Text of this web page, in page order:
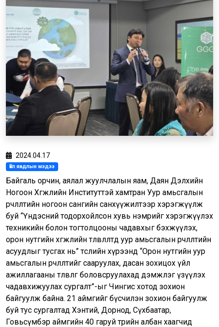
2024.04.17
Үйл явдлын мэдээ
Байгаль орчин, аялал жуулчлалын яам, Даян Дэлхийн
Ногоон Хөгжлийн Институттэй хамтран Уур амьсгалын
өөрчлөлтийн ногоон сангийн санхүүжилтээр хэрэгжүүлж
буй “Үндэсний тодорхойлсон хувь нэмрийг хэрэгжүүлэх
техникийн болон тогтолцооны чадавхыг бэхжүүлэх,
орон нутгийн хөгжлийн төлөвлөлтөд уур амьсгалын өөрчлөлтийн
асуудлыг тусгах нь” төслийн хүрээнд “Орон нутгийн уур
амьсгалын өөрчлөлтийг сааруулах, дасан зохицох үйл
ажиллагааны төлөвлөгөө боловсруулахад дэмжлэг үзүүлэх
чадавхижуулах сургалт”-ыг Чингис хотод зохион
байгуулж байна. 21 аймгийг бүсчилэн зохион байгуулж
буй тус сургалтад Хэнтий, Дорнод, Сүхбаатар,
Говьсүмбэр аймгийн 40 гаруй төрийн албан хаагчид